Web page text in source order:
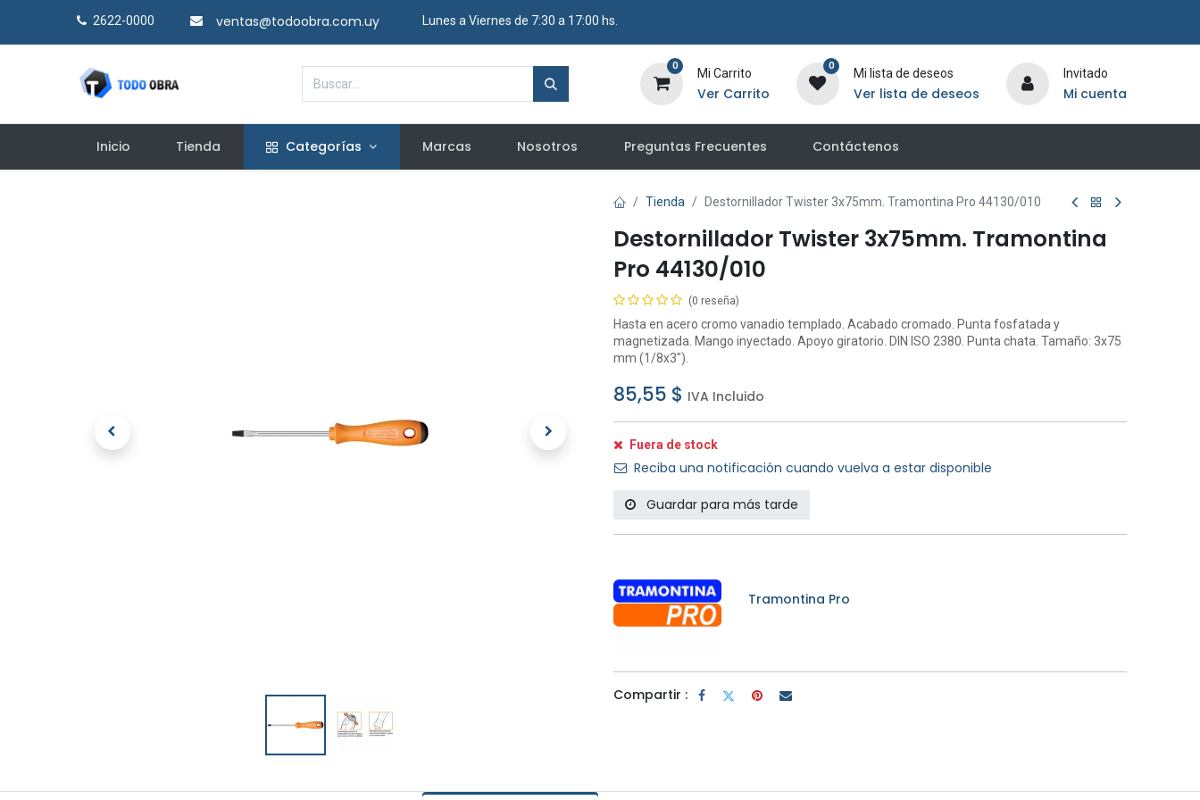
2622-0000​ ventas@todoobra.com.uy ​ Lunes a Viernes de 7:30 a 17:00 hs.
0
Mi Carrito
Ver Carrito
0
Mi lista de deseos
Ver lista de deseos
Invitado
Mi cuenta
Inicio Tienda Categorías Marcas Nosotros Preguntas Frecuentes Contáctenos
Tienda Destornillador Twister 3x75mm. Tramontina Pro 44130/010
Destornillador Twister 3x75mm. Tramontina
Pro 44130/010
(0 reseña)
Hasta en acero cromo vanadio templado. Acabado cromado. Punta fosfatada y
magnetizada. Mango inyectado. Apoyo giratorio. DIN ISO 2380. Punta chata. Tamaño: 3x75
mm (1/8x3").
85,55 $ IVA Incluido
Fuera de stock
Reciba una notificación cuando vuelva a estar disponible
Guardar para más tarde
Tramontina Pro
Compartir :